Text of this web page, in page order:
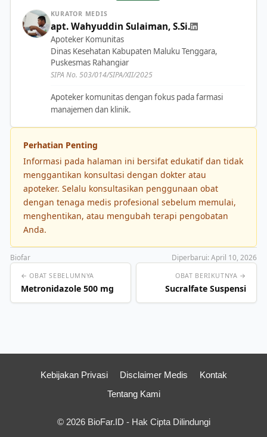
KURATOR MEDIS
apt. Wahyuddin Sulaiman, S.Si.
Apoteker Komunitas
Dinas Kesehatan Kabupaten Maluku Tenggara,
Puskesmas Rahangiar
SIPA No. 503/014/SIPA/XII/2025
Apoteker komunitas dengan fokus pada farmasi
manajemen dan klinik.
Perhatian Penting
Informasi pada halaman ini bersifat edukatif dan tidak
menggantikan konsultasi dengan dokter atau
apoteker. Selalu konsultasikan penggunaan obat
dengan tenaga medis profesional sebelum memulai,
menghentikan, atau mengubah terapi pengobatan
Anda.
Biofar Diperbarui: April 10, 2026
← OBAT SEBELUMNYA
Metronidazole 500 mg
OBAT BERIKUTNYA →
Sucralfate Suspensi
Kebijakan Privasi Disclaimer Medis
Kontak
Tentang Kami
© 2026 BioFar.ID - Hak Cipta Dilindungi